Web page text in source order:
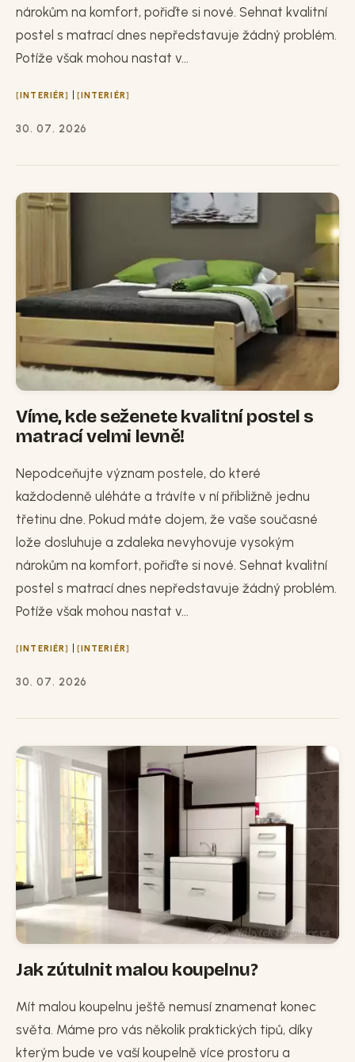
nárokům na komfort, pořiďte si nové. Sehnat kvalitní
postel s matrací dnes nepředstavuje žádný problém.
Potíže však mohou nastat v...
INTERIÉR | INTERIÉR
30. 07. 2026
Víme, kde seženete kvalitní postel s
matrací velmi levně!
Nepodceňujte význam postele, do které
každodenně uléháte a trávíte v ní přibližně jednu
třetinu dne. Pokud máte dojem, že vaše současné
lože dosluhuje a zdaleka nevyhovuje vysokým
nárokům na komfort, pořiďte si nové. Sehnat kvalitní
postel s matrací dnes nepředstavuje žádný problém.
Potíže však mohou nastat v...
INTERIÉR | INTERIÉR
30. 07. 2026
Jak zútulnit malou koupelnu?
Mít malou koupelnu ještě nemusí znamenat konec
světa. Máme pro vás několik praktických tipů, díky
kterým bude ve vaší koupelně více prostoru a